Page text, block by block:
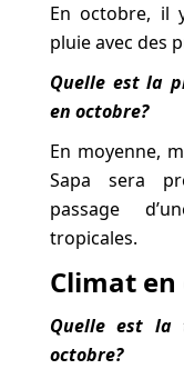
En octobre, il
pluie avec des
Quelle est la
en octobre?
En moyenne,
Sapa sera
passage
tropicales.
Climat
Quelle est la
octobre?